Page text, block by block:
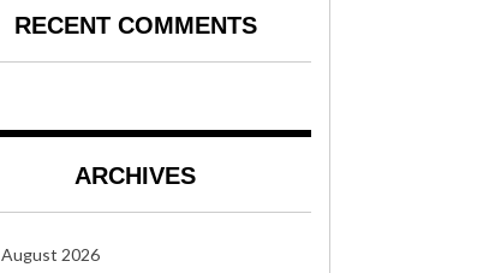
RECENT COMMENTS
ARCHIVES
August 2026